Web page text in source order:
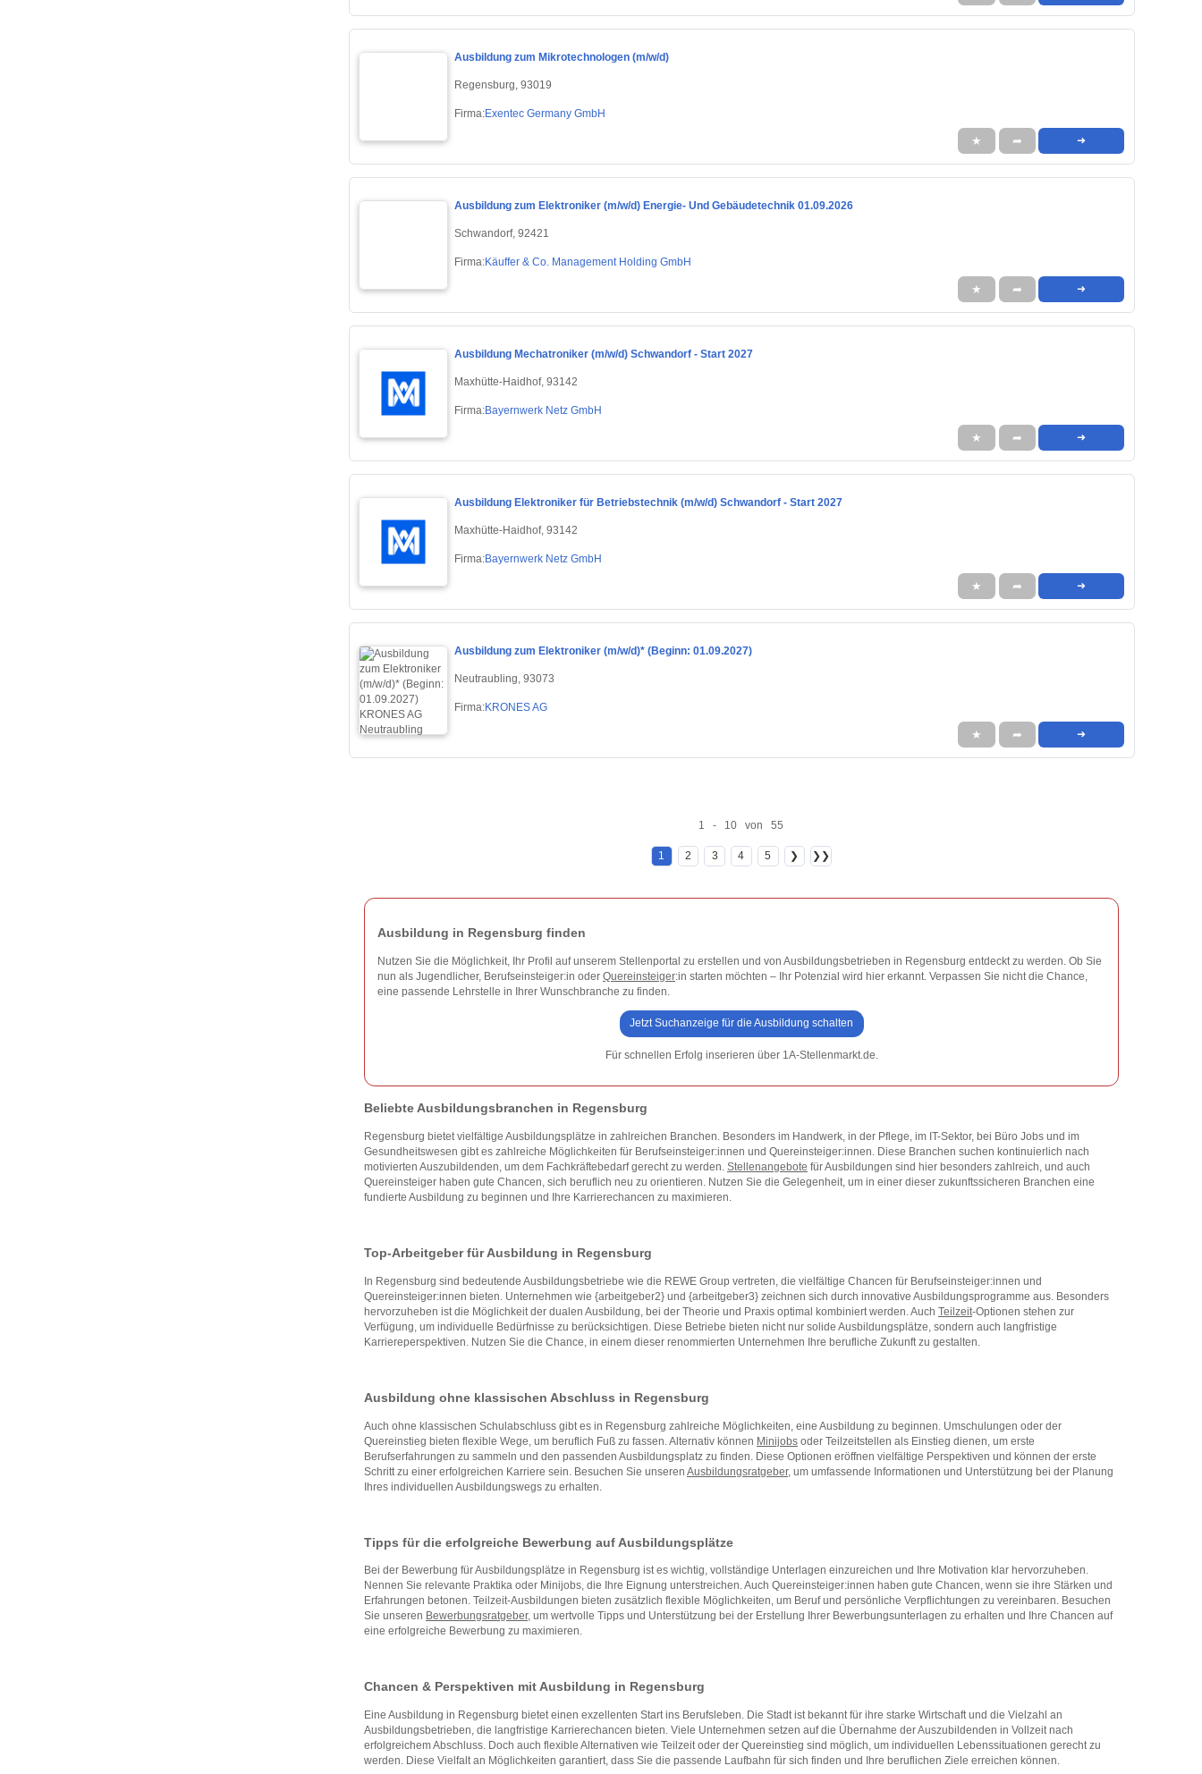
Ausbildung zum Mikrotechnologen (m/w/d)
Regensburg, 93019
Firma:Exentec Germany GmbH
★ ➦ ➜
Ausbildung zum Elektroniker (m/w/d) Energie- Und Gebäudetechnik 01.09.2026
Schwandorf, 92421
Firma:Käuffer & Co. Management Holding GmbH
★ ➦ ➜
Ausbildung Mechatroniker (m/w/d) Schwandorf - Start 2027
Maxhütte-Haidhof, 93142
Firma:Bayernwerk Netz GmbH
★ ➦ ➜
Ausbildung Elektroniker für Betriebstechnik (m/w/d) Schwandorf - Start 2027
Maxhütte-Haidhof, 93142
Firma:Bayernwerk Netz GmbH
★ ➦ ➜
Ausbildung zum Elektroniker (m/w/d)* (Beginn: 01.09.2027)
Neutraubling, 93073
Firma:KRONES AG
★ ➦ ➜
1 - 10 von 55
1 2 3 4 5 ❯ ❯❯
Ausbildung in Regensburg finden
Nutzen Sie die Möglichkeit, Ihr Profil auf unserem Stellenportal zu erstellen und von Ausbildungsbetrieben in Regensburg entdeckt zu werden. Ob Sie
nun als Jugendlicher, Berufseinsteiger:in oder Quereinsteiger:in starten möchten – Ihr Potenzial wird hier erkannt. Verpassen Sie nicht die Chance,
eine passende Lehrstelle in Ihrer Wunschbranche zu finden.
Jetzt Suchanzeige für die Ausbildung schalten
Für schnellen Erfolg inserieren über 1A-Stellenmarkt.de.
Beliebte Ausbildungsbranchen in Regensburg
Regensburg bietet vielfältige Ausbildungsplätze in zahlreichen Branchen. Besonders im Handwerk, in der Pflege, im IT-Sektor, bei Büro Jobs und im
Gesundheitswesen gibt es zahlreiche Möglichkeiten für Berufseinsteiger:innen und Quereinsteiger:innen. Diese Branchen suchen kontinuierlich nach
motivierten Auszubildenden, um dem Fachkräftebedarf gerecht zu werden. Stellenangebote für Ausbildungen sind hier besonders zahlreich, und auch
Quereinsteiger haben gute Chancen, sich beruflich neu zu orientieren. Nutzen Sie die Gelegenheit, um in einer dieser zukunftssicheren Branchen eine
fundierte Ausbildung zu beginnen und Ihre Karrierechancen zu maximieren.
Top-Arbeitgeber für Ausbildung in Regensburg
In Regensburg sind bedeutende Ausbildungsbetriebe wie die REWE Group vertreten, die vielfältige Chancen für Berufseinsteiger:innen und
Quereinsteiger:innen bieten. Unternehmen wie {arbeitgeber2} und {arbeitgeber3} zeichnen sich durch innovative Ausbildungsprogramme aus. Besonders
hervorzuheben ist die Möglichkeit der dualen Ausbildung, bei der Theorie und Praxis optimal kombiniert werden. Auch Teilzeit-Optionen stehen zur
Verfügung, um individuelle Bedürfnisse zu berücksichtigen. Diese Betriebe bieten nicht nur solide Ausbildungsplätze, sondern auch langfristige
Karriereperspektiven. Nutzen Sie die Chance, in einem dieser renommierten Unternehmen Ihre berufliche Zukunft zu gestalten.
Ausbildung ohne klassischen Abschluss in Regensburg
Auch ohne klassischen Schulabschluss gibt es in Regensburg zahlreiche Möglichkeiten, eine Ausbildung zu beginnen. Umschulungen oder der
Quereinstieg bieten flexible Wege, um beruflich Fuß zu fassen. Alternativ können Minijobs oder Teilzeitstellen als Einstieg dienen, um erste
Berufserfahrungen zu sammeln und den passenden Ausbildungsplatz zu finden. Diese Optionen eröffnen vielfältige Perspektiven und können der erste
Schritt zu einer erfolgreichen Karriere sein. Besuchen Sie unseren Ausbildungsratgeber, um umfassende Informationen und Unterstützung bei der Planung
Ihres individuellen Ausbildungswegs zu erhalten.
Tipps für die erfolgreiche Bewerbung auf Ausbildungsplätze
Bei der Bewerbung für Ausbildungsplätze in Regensburg ist es wichtig, vollständige Unterlagen einzureichen und Ihre Motivation klar hervorzuheben.
Nennen Sie relevante Praktika oder Minijobs, die Ihre Eignung unterstreichen. Auch Quereinsteiger:innen haben gute Chancen, wenn sie ihre Stärken und
Erfahrungen betonen. Teilzeit-Ausbildungen bieten zusätzlich flexible Möglichkeiten, um Beruf und persönliche Verpflichtungen zu vereinbaren. Besuchen
Sie unseren Bewerbungsratgeber, um wertvolle Tipps und Unterstützung bei der Erstellung Ihrer Bewerbungsunterlagen zu erhalten und Ihre Chancen auf
eine erfolgreiche Bewerbung zu maximieren.
Chancen & Perspektiven mit Ausbildung in Regensburg
Eine Ausbildung in Regensburg bietet einen exzellenten Start ins Berufsleben. Die Stadt ist bekannt für ihre starke Wirtschaft und die Vielzahl an
Ausbildungsbetrieben, die langfristige Karrierechancen bieten. Viele Unternehmen setzen auf die Übernahme der Auszubildenden in Vollzeit nach
erfolgreichem Abschluss. Doch auch flexible Alternativen wie Teilzeit oder der Quereinstieg sind möglich, um individuellen Lebenssituationen gerecht zu
werden. Diese Vielfalt an Möglichkeiten garantiert, dass Sie die passende Laufbahn für sich finden und Ihre beruflichen Ziele erreichen können.